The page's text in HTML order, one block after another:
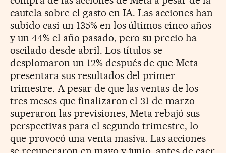
cautela sobre el gasto en IA. Las acciones han
subido casi un 135% en los últimos cinco años
y un 44% el año pasado, pero su precio ha
oscilado desde abril. Los títulos se
desplomaron un 12% después de que Meta
presentara sus resultados del primer
trimestre. A pesar de que las ventas de los
tres meses que finalizaron el 31 de marzo
superaron las previsiones, Meta rebajó sus
perspectivas para el segundo trimestre, lo
que provocó una venta masiva. Las acciones